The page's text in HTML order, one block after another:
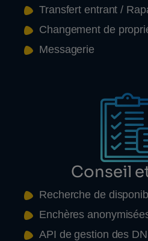
Transfert entrant /
Changement de
Messagerie
Conseil
Recherche de
Enchères
API de gestion des